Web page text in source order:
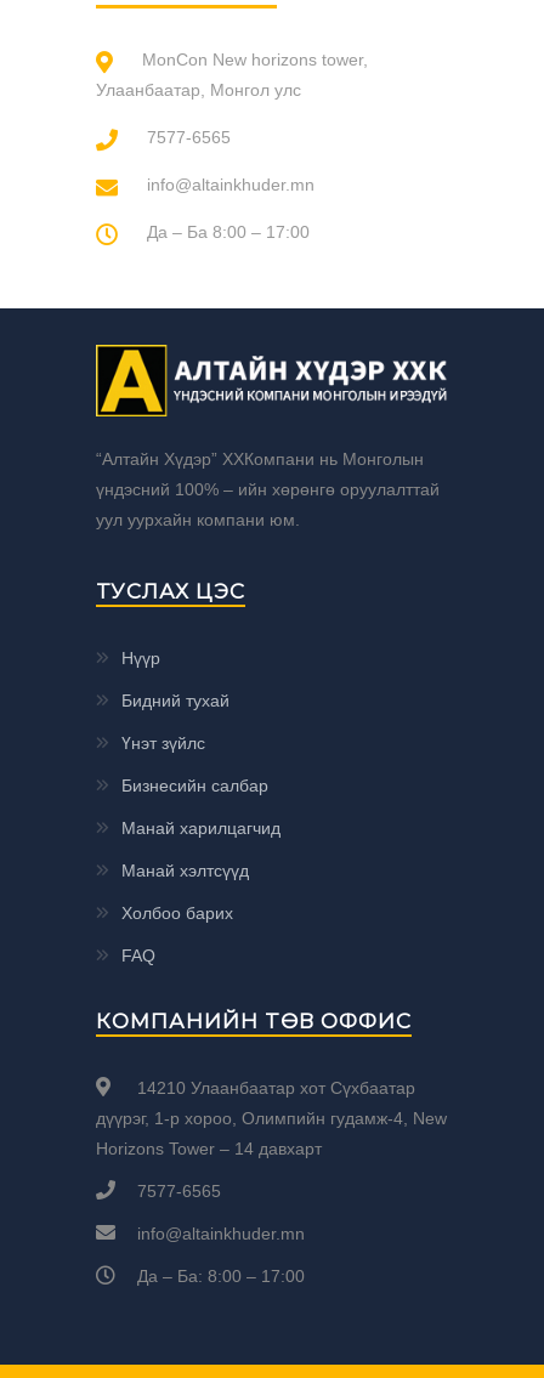
MonCon New horizons tower,
Улаанбаатар, Монгол улс
7577-6565
info@altainkhuder.mn
Да – Ба 8:00 – 17:00
“Алтайн Хүдэр” ХХКомпани нь Монголын
үндэсний 100% – ийн хөрөнгө оруулалттай
уул уурхайн компани юм.
ТУСЛАХ ЦЭС
Нүүр
Бидний тухай
Үнэт зүйлс
Бизнесийн салбар
Манай харилцагчид
Манай хэлтсүүд
Холбоо барих
FAQ
КОМПАНИЙН ТӨВ ОФФИС
14210 Улаанбаатар хот Сүхбаатар
дүүрэг, 1-р хороо, Олимпийн гудамж-4, New
Horizons Tower – 14 давхарт
7577-6565
info@altainkhuder.mn
Да – Ба: 8:00 – 17:00